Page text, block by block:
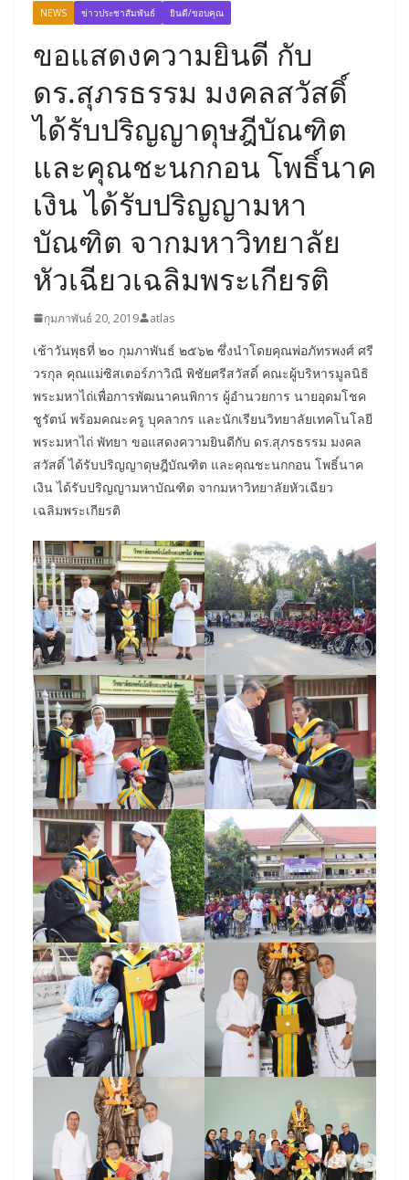
NEWS ข่าวประชาสัมพันธ์ ยินดี/ขอบคุณ
ขอแสดงความยินดี กับ
ดร.สุภรธรรม มงคลสวัสดิ์
ได้รับปริญญาดุษฎีบัณฑิต
และคุณชะนกกอน โพธิ์นาค
เงิน ได้รับปริญญามหา
บัณฑิต จากมหาวิทยาลัย
หัวเฉียวเฉลิมพระเกียรติ
กุมภาพันธ์ 20, 2019 atlas
เช้าวันพุธที่ ๒๐ กุมภาพันธ์ ๒๕๖๒ ซึ่งนำโดยคุณพ่อภัทรพงศ์ ศรี
วรกุล คุณแม่ซิสเตอร์ภาวิณี พิชัยศรีสวัสดิ์ คณะผู้บริหารมูลนิธิ
พระมหาไถ่เพื่อการพัฒนาคนพิการ ผู้อำนวยการ นายอุดมโชค
ชูรัตน์ พร้อมคณะครู บุคลากร และนักเรียนวิทยาลัยเทคโนโลยี
พระมหาไถ่ พัทยา ขอแสดงความยินดีกับ ดร.สุภรธรรม มงคล
สวัสดิ์ ได้รับปริญญาดุษฎีบัณฑิต และคุณชะนกกอน โพธิ์นาค
เงิน ได้รับปริญญามหาบัณฑิต จากมหาวิทยาลัยหัวเฉียว
เฉลิมพระเกียรติ